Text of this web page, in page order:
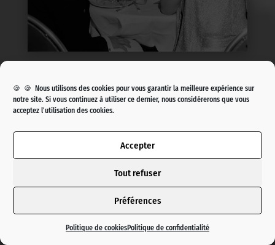
🍪 🍪 Nous utilisons des cookies pour vous garantir la meilleure expérience sur
notre site. Si vous continuez à utiliser ce dernier, nous considérerons que vous
acceptez l'utilisation des cookies.
Accepter
Tout refuser
Préférences
Politique de cookiesPolitique de confidentialité